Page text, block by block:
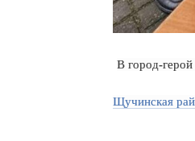
В город-
Щучинская